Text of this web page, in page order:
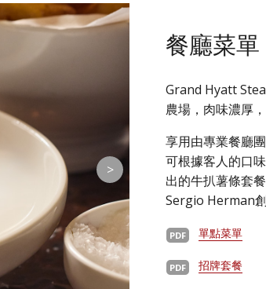
>
餐廳菜單
Grand Hyatt
農場，肉味濃厚
享用由專業餐廳
可根據客人的口
出的牛扒薯條套
Sergio Herman
單點菜單
招牌套餐